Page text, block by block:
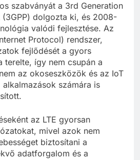
szabványát a 3rd Generation
(3GPP) dolgozta ki, és 2008-
valódi fejlesztése. Az
Protocol) rendszer,
fejlődését a gyors
terelte, így nem csupán a
az okoseszközök és az IoT
számára is
az LTE gyorsan
mivel azok nem
biztosítani a
adatforgalom és a